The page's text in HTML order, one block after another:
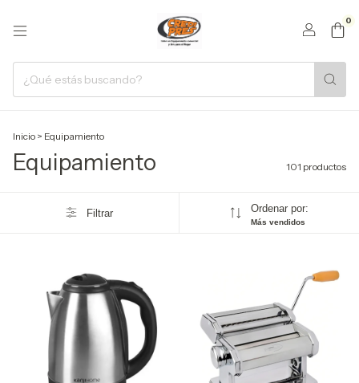
0
Inicio > Equipamiento
Equipamiento 101 productos
Filtrar Ordenar por:
Más vendidos